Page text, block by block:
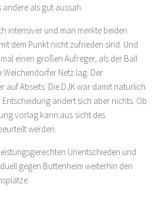
andere als gut aussah.
intensiver und man merkte beiden
dem Punkt nicht zufrieden sind. Und
einen großen Aufreger, als der Ball
Weichendorfer Netz lag. Der
auf Abseits. Die DJK war damit natürlich
ändert sich aber nichts. Ob
vorlag kann aus sicht des
werden.
Unentschieden und
gegen Buttenheim weiterhin den